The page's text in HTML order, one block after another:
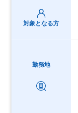
対象となる方
勤務地